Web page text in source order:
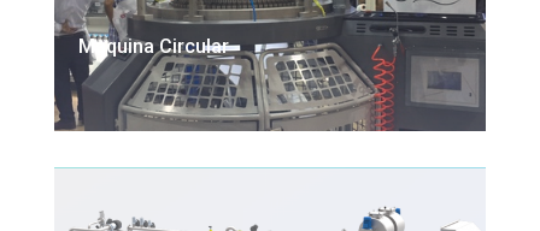
Maquina Circular